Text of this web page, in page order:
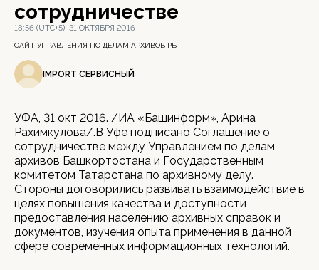
сотрудничестве
18:56 (UTC+5), 31 ОКТЯБРЯ 2016
САЙТ УПРАВЛЕНИЯ ПО ДЕЛАМ АРХИВОВ РБ
IMPORT СЕРВИСНЫЙ
УФА, 31 окт 2016. /ИА «Башинформ», Арина
Рахимкулова/.В Уфе подписано Соглашение о
сотрудничестве между Управлением по делам
архивов Башкортостана и Государственным
комитетом Татарстана по архивному делу.
Стороны договорились развивать взаимодействие в
целях повышения качества и доступности
предоставления населению архивных справок и
документов, изучения опыта применения в данной
сфере современных информационных технологий.